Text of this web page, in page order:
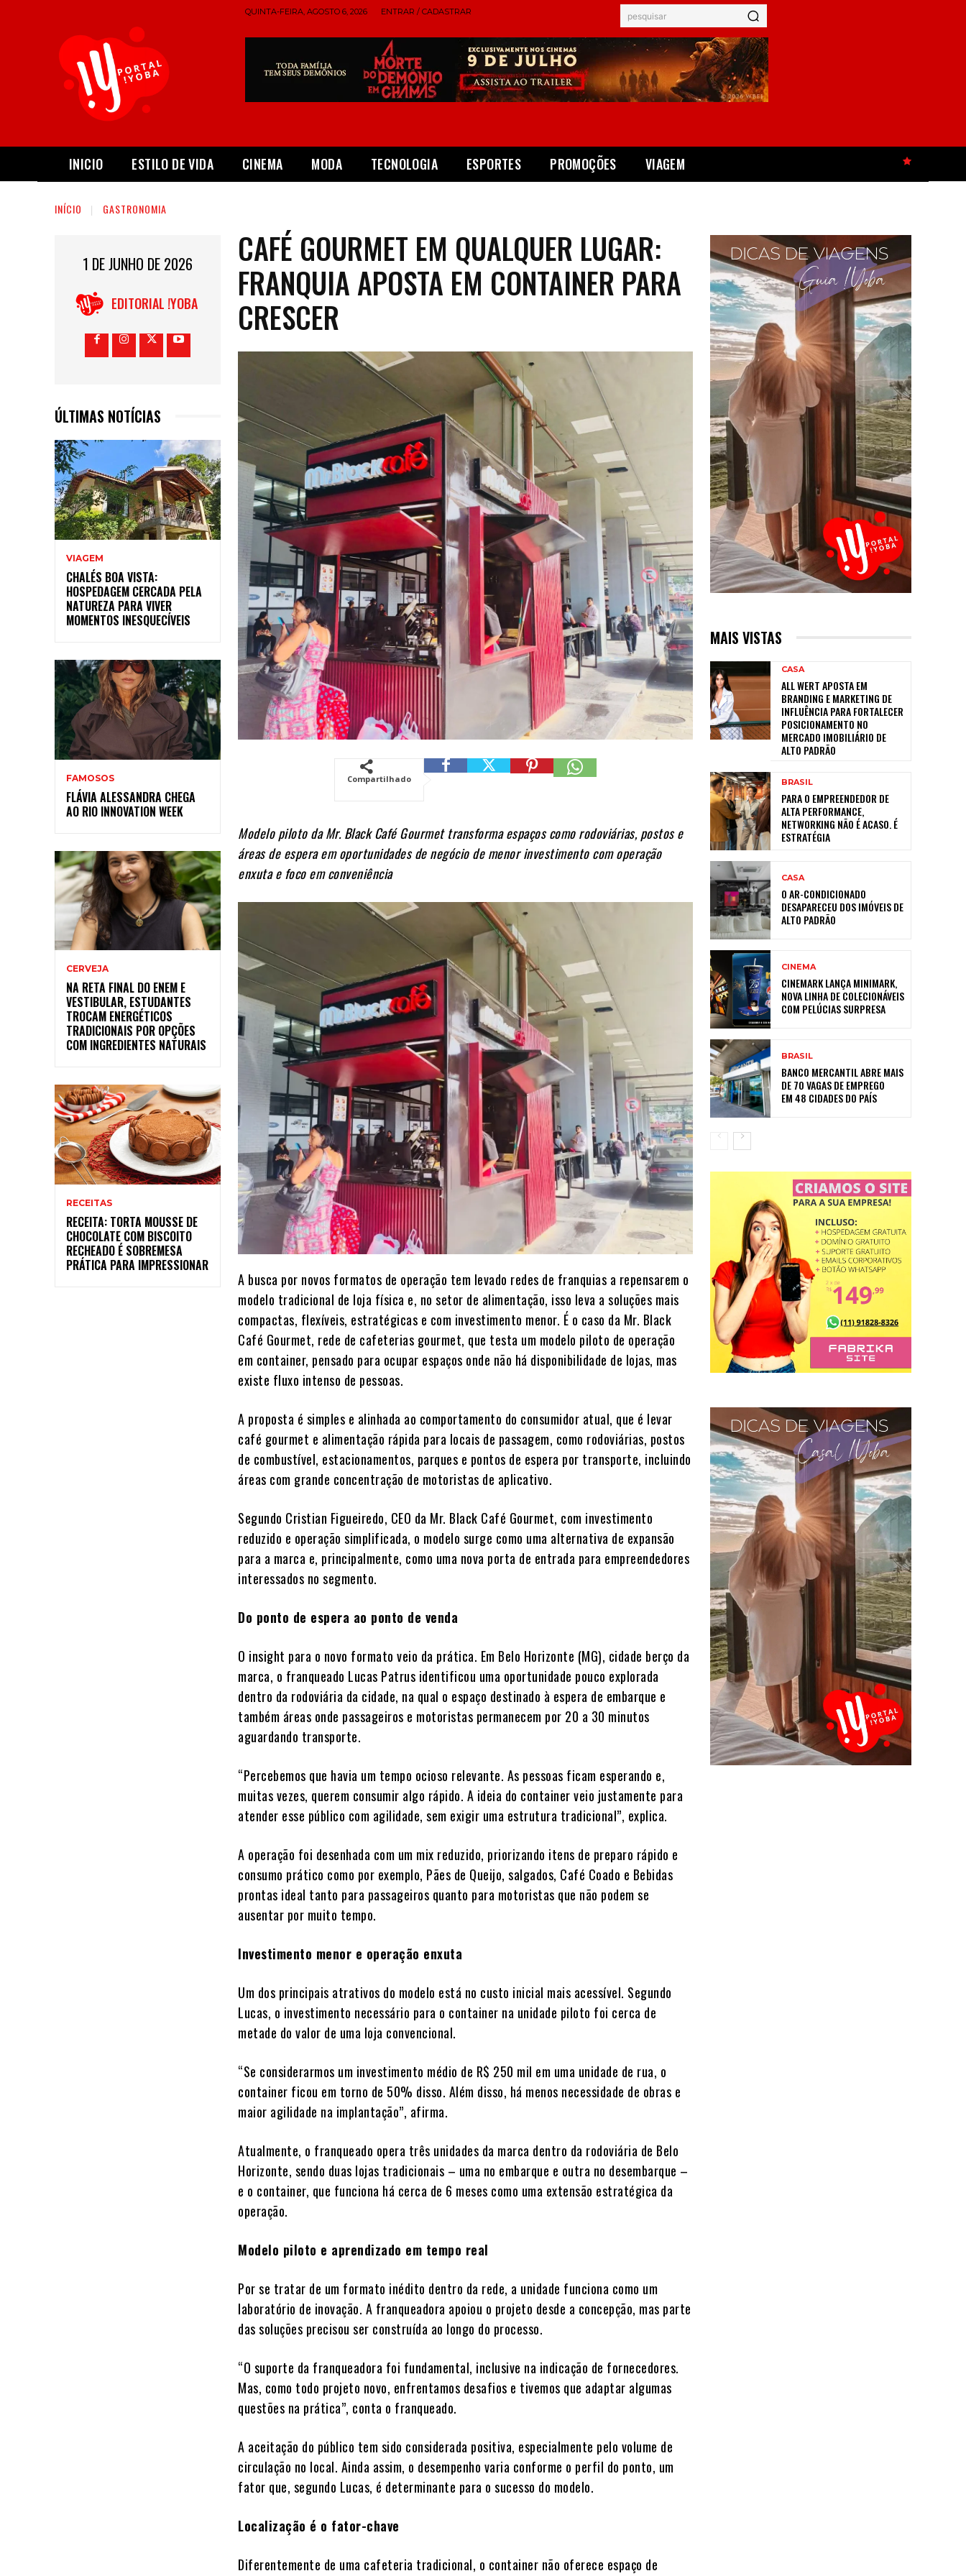
QUINTA-FEIRA, AGOSTO 6, 2026 ENTRAR / CADASTRAR pesquisar
INICIO ESTILO DE VIDA CINEMA MODA TECNOLOGIA ESPORTES PROMOÇÕES VIAGEM
INÍCIO GASTRONOMIA
1 DE JUNHO DE 2026
EDITORIAL !YOBA
ÚLTIMAS NOTÍCIAS
VIAGEM
CHALÉS BOA VISTA:
HOSPEDAGEM CERCADA PELA
NATUREZA PARA VIVER
MOMENTOS INESQUECÍVEIS
FAMOSOS
FLÁVIA ALESSANDRA CHEGA
AO RIO INNOVATION WEEK
CERVEJA
NA RETA FINAL DO ENEM E
VESTIBULAR, ESTUDANTES
TROCAM ENERGÉTICOS
TRADICIONAIS POR OPÇÕES
COM INGREDIENTES NATURAIS
RECEITAS
RECEITA: TORTA MOUSSE DE
CHOCOLATE COM BISCOITO
RECHEADO É SOBREMESA
PRÁTICA PARA IMPRESSIONAR
CAFÉ GOURMET EM QUALQUER LUGAR:
FRANQUIA APOSTA EM CONTAINER PARA
CRESCER
Compartilhado
Modelo piloto da Mr. Black Café Gourmet transforma espaços como rodoviárias, postos e
áreas de espera em oportunidades de negócio de menor investimento com operação
enxuta e foco em conveniência
A busca por novos formatos de operação tem levado redes de franquias a repensarem o
modelo tradicional de loja física e, no setor de alimentação, isso leva a soluções mais
compactas, flexíveis, estratégicas e com investimento menor. É o caso da Mr. Black
Café Gourmet, rede de cafeterias gourmet, que testa um modelo piloto de operação
em container, pensado para ocupar espaços onde não há disponibilidade de lojas, mas
existe fluxo intenso de pessoas.
A proposta é simples e alinhada ao comportamento do consumidor atual, que é levar
café gourmet e alimentação rápida para locais de passagem, como rodoviárias, postos
de combustível, estacionamentos, parques e pontos de espera por transporte, incluindo
áreas com grande concentração de motoristas de aplicativo.
Segundo Cristian Figueiredo, CEO da Mr. Black Café Gourmet, com investimento
reduzido e operação simplificada, o modelo surge como uma alternativa de expansão
para a marca e, principalmente, como uma nova porta de entrada para empreendedores
interessados no segmento.
Do ponto de espera ao ponto de venda
O insight para o novo formato veio da prática. Em Belo Horizonte (MG), cidade berço da
marca, o franqueado Lucas Patrus identificou uma oportunidade pouco explorada
dentro da rodoviária da cidade, na qual o espaço destinado à espera de embarque e
também áreas onde passageiros e motoristas permanecem por 20 a 30 minutos
aguardando transporte.
“Percebemos que havia um tempo ocioso relevante. As pessoas ficam esperando e,
muitas vezes, querem consumir algo rápido. A ideia do container veio justamente para
atender esse público com agilidade, sem exigir uma estrutura tradicional”, explica.
A operação foi desenhada com um mix reduzido, priorizando itens de preparo rápido e
consumo prático como por exemplo, Pães de Queijo, salgados, Café Coado e Bebidas
prontas ideal tanto para passageiros quanto para motoristas que não podem se
ausentar por muito tempo.
Investimento menor e operação enxuta
Um dos principais atrativos do modelo está no custo inicial mais acessível. Segundo
Lucas, o investimento necessário para o container na unidade piloto foi cerca de
metade do valor de uma loja convencional.
“Se considerarmos um investimento médio de R$ 250 mil em uma unidade de rua, o
container ficou em torno de 50% disso. Além disso, há menos necessidade de obras e
maior agilidade na implantação”, afirma.
Atualmente, o franqueado opera três unidades da marca dentro da rodoviária de Belo
Horizonte, sendo duas lojas tradicionais – uma no embarque e outra no desembarque –
e o container, que funciona há cerca de 6 meses como uma extensão estratégica da
operação.
Modelo piloto e aprendizado em tempo real
Por se tratar de um formato inédito dentro da rede, a unidade funciona como um
laboratório de inovação. A franqueadora apoiou o projeto desde a concepção, mas parte
das soluções precisou ser construída ao longo do processo.
“O suporte da franqueadora foi fundamental, inclusive na indicação de fornecedores.
Mas, como todo projeto novo, enfrentamos desafios e tivemos que adaptar algumas
questões na prática”, conta o franqueado.
A aceitação do público tem sido considerada positiva, especialmente pelo volume de
circulação no local. Ainda assim, o desempenho varia conforme o perfil do ponto, um
fator que, segundo Lucas, é determinante para o sucesso do modelo.
Localização é o fator-chave
Diferentemente de uma cafeteria tradicional, o container não oferece espaço de
MAIS VISTAS
CASA
ALL WERT APOSTA EM
BRANDING E MARKETING DE
INFLUÊNCIA PARA FORTALECER
POSICIONAMENTO NO
MERCADO IMOBILIÁRIO DE
ALTO PADRÃO
BRASIL
PARA O EMPREENDEDOR DE
ALTA PERFORMANCE,
NETWORKING NÃO É ACASO. É
ESTRATÉGIA
CASA
O AR-CONDICIONADO
DESAPARECEU DOS IMÓVEIS DE
ALTO PADRÃO
CINEMA
CINEMARK LANÇA MINIMARK,
NOVA LINHA DE COLECIONÁVEIS
COM PELÚCIAS SURPRESA
BRASIL
BANCO MERCANTIL ABRE MAIS
DE 70 VAGAS DE EMPREGO
EM 48 CIDADES DO PAÍS